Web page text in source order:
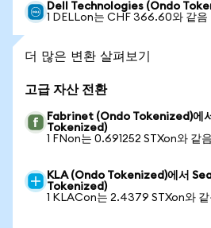
Dell Technologies (Ondo
1 DELLon는 CHF 366.60와 같음
더 많은 변환 살펴보기
고급 자산 전환
Fabrinet (Ondo Tokenized)에
Tokenized)
1 FNon는 0.691252 STXon와 같음
KLA (Ondo Tokenized)에서
Tokenized)
1 KLACon는 2.4379 STXon와 같